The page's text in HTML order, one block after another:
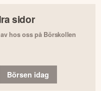
sidor
hos oss på Börskollen
Börsen idag